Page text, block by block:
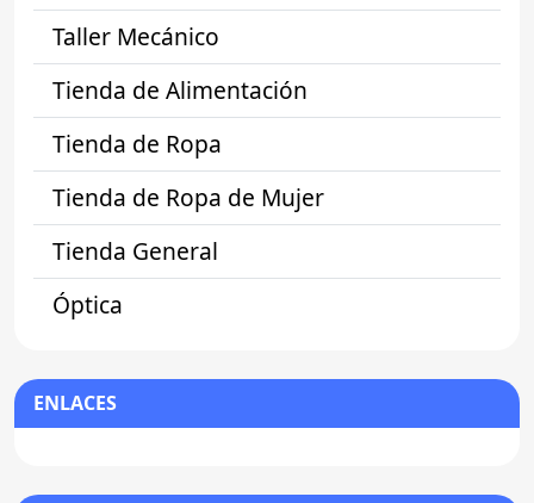
Taller Mecánico
Tienda de Alimentación
Tienda de Ropa
Tienda de Ropa de Mujer
Tienda General
Óptica
ENLACES